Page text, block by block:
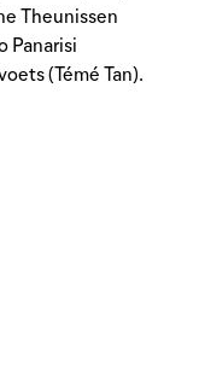
Theunissen
Panarisi
(Témé Tan).